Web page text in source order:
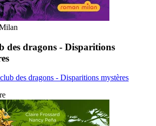
des dragons - Disparitions
des dragons - Disparitions mystères